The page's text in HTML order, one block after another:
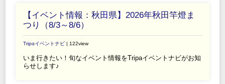
【イベント情報：秋田県】2026年秋田竿燈ま
つり（8/3～8/6）
Tripαイベントナビ | 122view
いま行きたい！旬なイベント情報をTripaイベントナビがお知
らせします♪